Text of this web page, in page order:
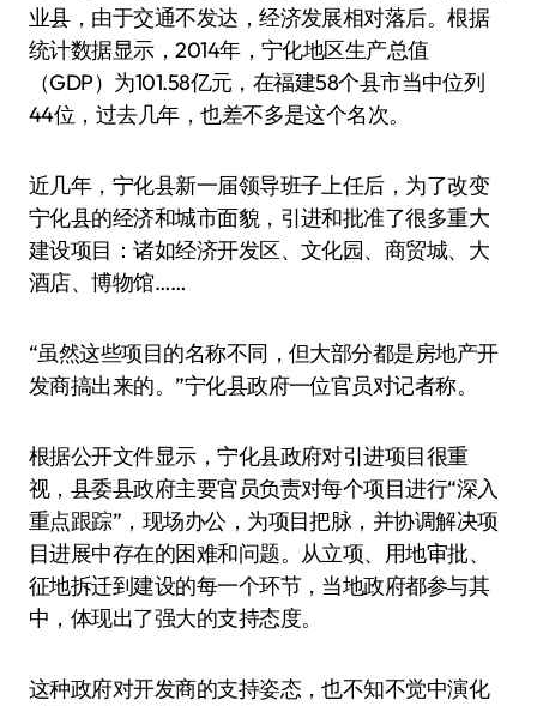
业县，由于交通不发达，经济发展相对落后。根据
统计数据显示，2014年，宁化地区生产总值
（GDP）为101.58亿元，在福建58个县市当中位列
44位，过去几年，也差不多是这个名次。
近几年，宁化县新一届领导班子上任后，为了改变
宁化县的经济和城市面貌，引进和批准了很多重大
建设项目：诸如经济开发区、文化园、商贸城、大
酒店、博物馆……
“虽然这些项目的名称不同，但大部分都是房地产开
发商搞出来的。”宁化县政府一位官员对记者称。
根据公开文件显示，宁化县政府对引进项目很重
视，县委县政府主要官员负责对每个项目进行“深入
重点跟踪”，现场办公，为项目把脉，并协调解决项
目进展中存在的困难和问题。从立项、用地审批、
征地拆迁到建设的每一个环节，当地政府都参与其
中，体现出了强大的支持态度。
这种政府对开发商的支持姿态，也不知不觉中演化